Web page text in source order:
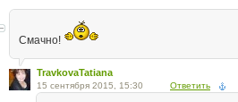
Смачно!
TravkovaTatiana
15 сентября 2015, 15:30 Ответить